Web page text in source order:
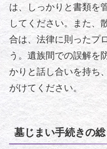
は、しっかりと書類を
してください。また、
合は、法律に則ったプ
う。遺族間での誤解を
かりと話し合いを持ち
がけてください。
墓じまい手続きの